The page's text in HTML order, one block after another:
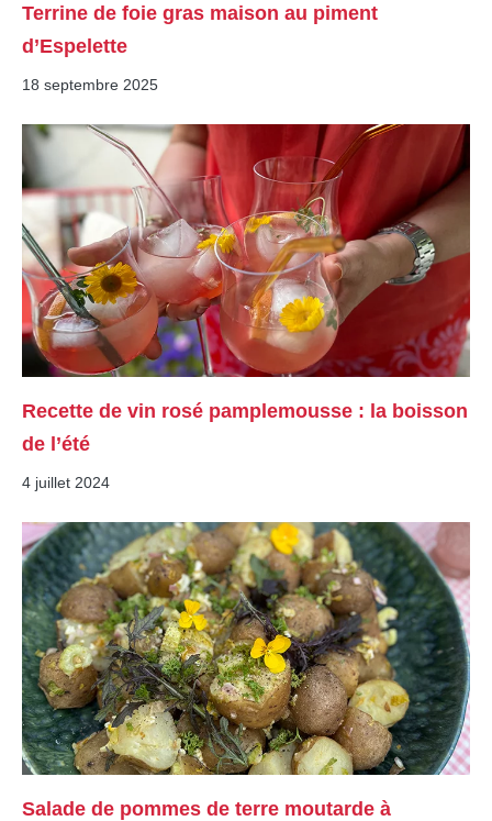
Terrine de foie gras maison au piment
d’Espelette
18 septembre 2025
Recette de vin rosé pamplemousse : la boisson
de l’été
4 juillet 2024
Salade de pommes de terre moutarde à